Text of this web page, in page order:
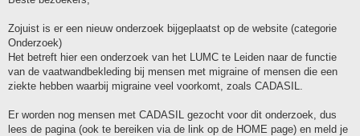
h
t
Zojuist is er een nieuw onderzoek bijgeplaatst op de website (categorie
Onderzoek)
Het betreft hier een onderzoek van het LUMC te Leiden naar de functie
van de vaatwandbekleding bij mensen met migraine of mensen die een
ziekte hebben waarbij migraine veel voorkomt, zoals CADASIL.
Er worden nog mensen met CADASIL gezocht voor dit onderzoek, dus
lees de pagina (ook te bereiken via de link op de HOME page) en meld je